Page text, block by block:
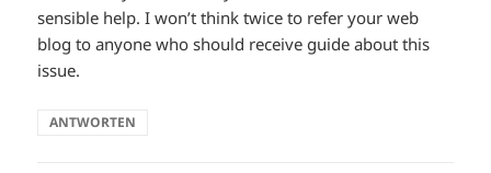
sensible help. I won’t think twice to refer your web
blog to anyone who should receive guide about this
issue.
ANTWORTEN